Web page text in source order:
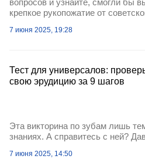
крепкое рукопожатие от
7 июня 2025, 19:28
Тест для универсалов:
свою эрудицию за 9 шагов
Эта викторина по зубам лишь
знаниях. А справитесь с ней?
7 июня 2025, 14:50